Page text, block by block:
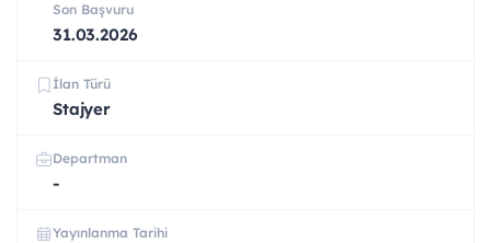
Son Başvuru
31.03.2026
İlan Türü
Stajyer
Departman
-
Yayınlanma Tarihi